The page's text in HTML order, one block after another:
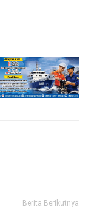
Berita Berikutnya